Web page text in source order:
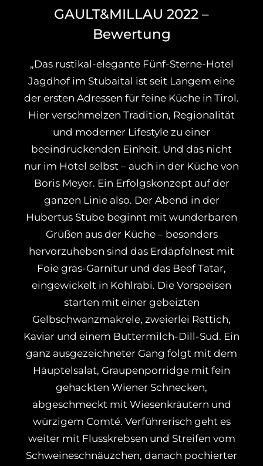
GAULT&MILLAU 2022 –
Bewertung
„Das rustikal-elegante Fünf-Sterne-Hotel
Jagdhof im Stubaital ist seit Langem eine
der ersten Adressen für feine Küche in Tirol.
Hier verschmelzen Tradition, Regionalität
und moderner Lifestyle zu einer
beeindruckenden Einheit. Und das nicht
nur im Hotel selbst – auch in der Küche von
Boris Meyer. Ein Erfolgskonzept auf der
ganzen Linie also. Der Abend in der
Hubertus Stube beginnt mit wunderbaren
Grüßen aus der Küche – besonders
hervorzuheben sind das Erdäpfelnest mit
Foie gras-Garnitur und das Beef Tatar,
eingewickelt in Kohlrabi. Die Vorspeisen
starten mit einer gebeizten
Gelbschwanzmakrele, zweierlei Rettich,
Kaviar und einem Buttermilch-Dill-Sud. Ein
ganz ausgezeichneter Gang folgt mit dem
Häuptelsalat, Graupenporridge mit fein
gehackten Wiener Schnecken,
abgeschmeckt mit Wiesenkräutern und
würzigem Comté. Verführerisch geht es
weiter mit Flusskrebsen und Streifen vom
Schweineschnäuzchen, danach pochierter